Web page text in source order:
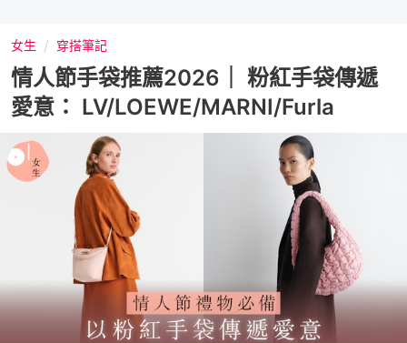
女生 穿搭筆記
情人節手袋推薦2026｜ 粉紅手袋傳遞
愛意： LV/LOEWE/MARNI/Furla